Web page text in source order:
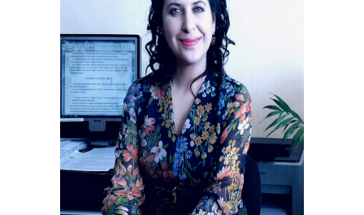
Secții
Secția
didactică
Nr.1
Didactic
section